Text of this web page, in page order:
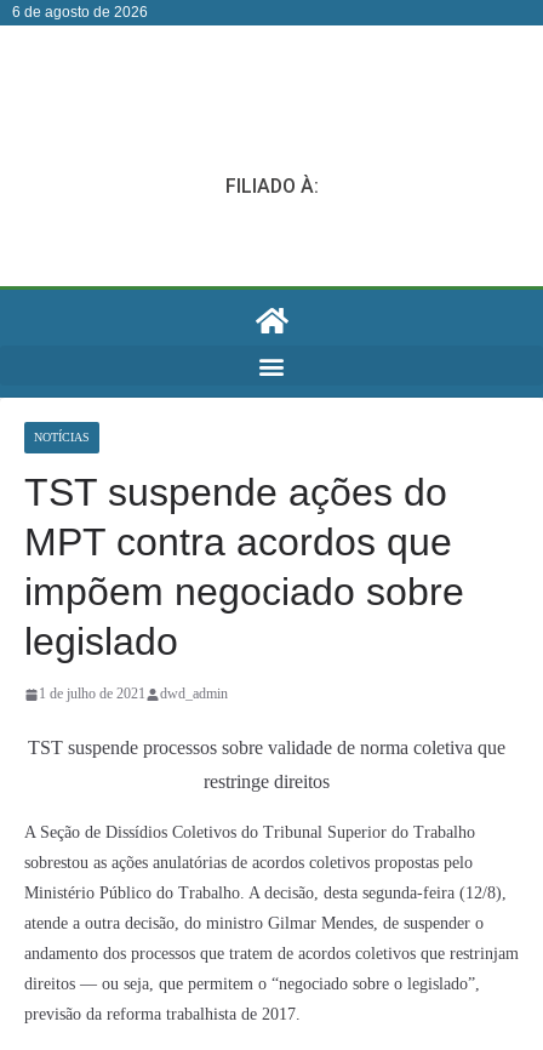
6 de agosto de 2026
FILIADO À:
NOTÍCIAS
TST suspende ações do
MPT contra acordos que
impõem negociado sobre
legislado
1 de julho de 2021 dwd_admin
TST suspende processos sobre validade de norma coletiva que
restringe direitos
A Seção de Dissídios Coletivos do Tribunal Superior do Trabalho
sobrestou as ações anulatórias de acordos coletivos propostas pelo
Ministério Público do Trabalho. A decisão, desta segunda-feira (12/8),
atende a outra decisão, do ministro Gilmar Mendes, de suspender o
andamento dos processos que tratem de acordos coletivos que restrinjam
direitos — ou seja, que permitem o “negociado sobre o legislado”,
previsão da reforma trabalhista de 2017.